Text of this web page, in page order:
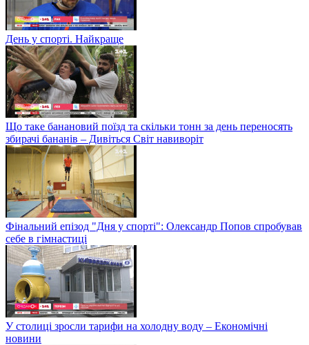
День у спорті. Найкраще
Що таке банановий поїзд та скільки тонн за день переносять
збирачі бананів – Дивіться Світ навиворіт
Фінальний епізод "Дня у спорті": Олександр Попов спробував
себе в гімнастиці
У столиці зросли тарифи на холодну воду – Економічні
новини